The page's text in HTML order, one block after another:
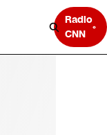
Radio
CNN